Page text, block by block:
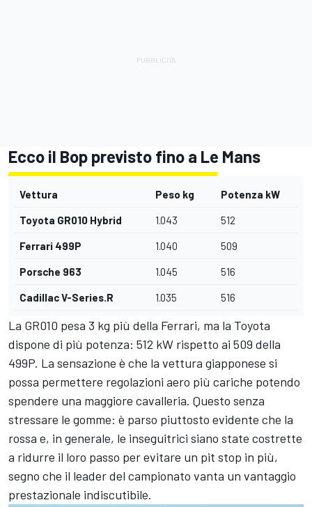
Ecco il Bop previsto fino a Le Mans
Vettura Peso kg Potenza kW
Toyota GR010 Hybrid 1.043 512
Ferrari 499P 1.040 509
Porsche 963 1.045 516
Cadillac V-Series.R 1.035 516
La GR010 pesa 3 kg più della Ferrari, ma la Toyota
dispone di più potenza: 512 kW rispetto ai 509 della
499P. La sensazione è che la vettura giapponese si
possa permettere regolazioni aero più cariche potendo
spendere una maggiore cavalleria. Questo senza
stressare le gomme: è parso piuttosto evidente che la
rossa e, in generale, le inseguitrici siano state costrette
a ridurre il loro passo per evitare un pit stop in più,
segno che il leader del campionato vanta un vantaggio
prestazionale indiscutibile.